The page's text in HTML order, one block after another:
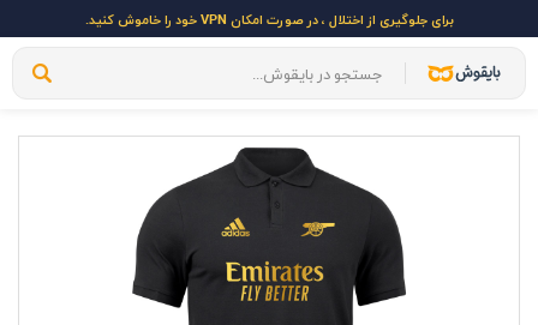
برای جلوگیری از اختلال ، در صورت امکان VPN خود را خاموش کنید.